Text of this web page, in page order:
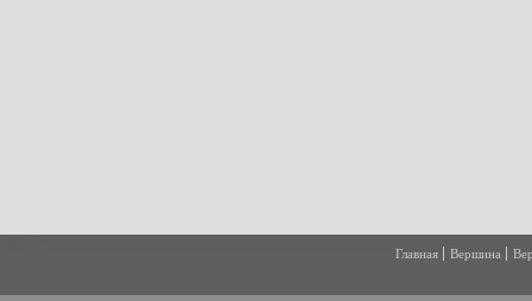
Главная Вершина